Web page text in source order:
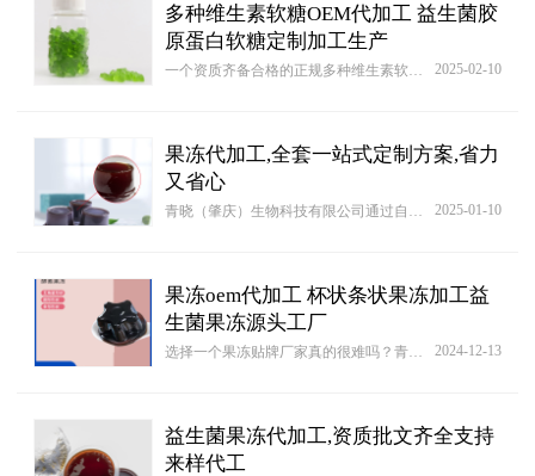
多种维生素软糖OEM代加工 益生菌胶
原蛋白软糖定制加工生产
2025-02-10
一个资质齐备合格的正规多种维生素软糖厂家，除了资质齐备以外，还要具备完整的供应链和成熟的技术运营团队!毕竟对于自由品牌来说，品牌产品的整体形象，包装设计、客户定位和运营策略都至关重要。而我们青晓（肇庆）生物科技有限公司，就是一家非常成熟的多种维生素软糖生产企业，不管是在产品的质量上，以及业务涵盖范围亦或者生产能力上都是属于国内一家比较出色的厂家！因为我们是一家十多年的贴牌生产经验丰富的厂家。
果冻代加工,全套一站式定制方案,省力
又省心
2025-01-10
青晓（肇庆）生物科技有限公司通过自己专注于果冻贴牌生产十多年的经验建议在挑选厂家的时候不能就听厂家的一面之词，必须做到参观考察厂家的一些情况，由于并非所有厂家都与青晓（肇庆）生物科技有限公司一样真心实意坦然的面对客户们。
果冻oem代加工 杯状条状果冻加工益
生菌果冻源头工厂
2024-12-13
选择一个果冻贴牌厂家真的很难吗？青晓（肇庆）生物科技有限公司已有10多年的贴牌代生产经验，在果冻贴牌加工厂家圈子里有着很高的话语权，也是很多客户和同行公认的老大哥，青晓（肇庆）生物科技有限公司也支持客户到厂视察，因为青晓（肇庆）生物科技有限公司一直相信只有把客户服务好，让客户真实的了解厂家的信息，与客户之间的合作才能不充满猜疑，已到达最好的合作程度。
益生菌果冻代加工,资质批文齐全支持
来样代工